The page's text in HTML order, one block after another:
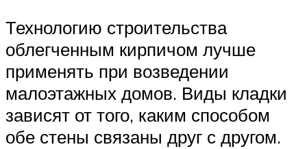
Технологию строительства
облегченным кирпичом лучше
применять при возведении
малоэтажных домов. Виды кладки
зависят от того, каким способом
обе стены связаны друг с другом.